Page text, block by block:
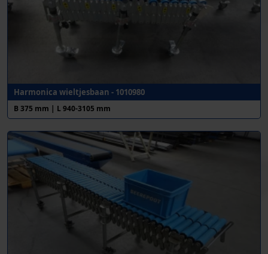
Harmonica wieltjesbaan - 1010980
B 375 mm | L 940-3105 mm